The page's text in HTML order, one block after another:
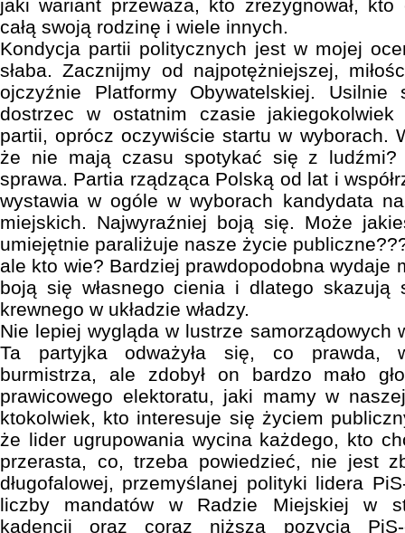
jaki wariant przeważa, kto zrezygnował,
całą swoją rodzinę i wiele innych.
Kondycja partii politycznych jest w mojej
słaba. Zacznijmy od najpotężniejszej,
ojczyźnie Platformy Obywatelskiej. Usilnie
dostrzec w ostatnim czasie jakiegokolwiek
partii, oprócz oczywiście startu w wyborach.
że nie mają czasu spotykać się z
sprawa. Partia rządząca Polską od lat i
wystawia w ogóle w wyborach kandydata
miejskich. Najwyraźniej boją się. Może
umiejętnie paraliżuje nasze życie
ale kto wie? Bardziej prawdopodobna wydaje
boją się własnego cienia i dlatego skazują
krewnego w układzie władzy.
Nie lepiej wygląda w lustrze samorządowych
Ta partyjka odważyła się, co prawda,
burmistrza, ale zdobył on bardzo mało
prawicowego elektoratu, jaki mamy w
ktokolwiek, kto interesuje się życiem
że lider ugrupowania wycina każdego, kto
przerasta, co, trzeba powiedzieć, nie jest
długofalowej, przemyślanej polityki lidera
liczby mandatów w Radzie Miejskiej w
kadencji oraz coraz niższa pozycja